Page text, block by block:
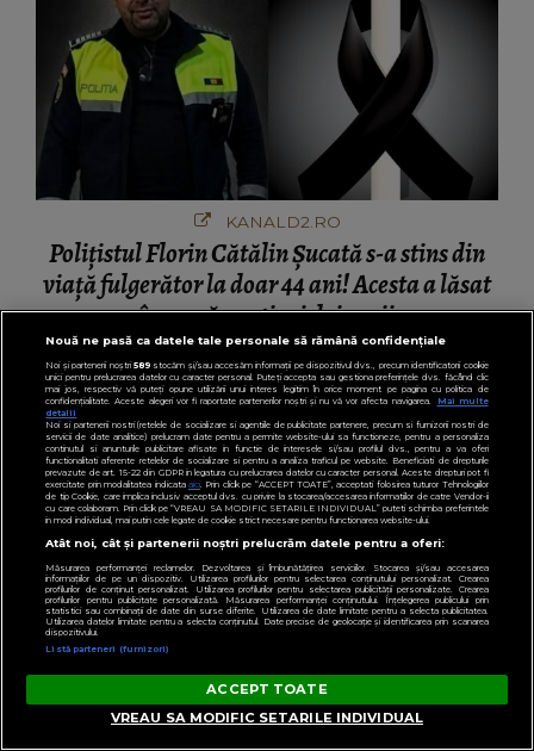
KANALD2.RO
Polițistul Florin Cătălin Șucată s-a stins din
viață fulgerător la doar 44 ani! Acesta a lăsat
în urmă o soție și doi copii
PENTRU TINE
Nouă ne pasă ca datele tale personale să rămână confidențiale
Noi și partenerii noștri589stocăm și/sau accesăm informații pe dispozitivul dvs., precum identificatorii cookie
unici pentru prelucrarea datelor cu caracter personal. Puteți accepta sau gestiona preferințele dvs. făcând clic
mai jos, respectiv vă puteți opune utilizării unui interes legitim în orice moment pe pagina cu politica de
confidențialitate. Aceste alegeri vor fi raportate partenerilor noștri și nu vă vor afecta navigarea.
Mai multe
detalii
Noi si partenerii nostri (retelele de socializare si agentiile de publicitate partenere, precum si furnizorii nostri de
servicii de date analitice) prelucram date pentru a permite website-ului sa functioneze, pentru a personaliza
continutul si anunturile publicitare afisate in functie de interesele si/sau profilul dvs., pentru a va oferi
functionalitati aferente retelelor de socializare si pentru a analiza traficul pe website. Beneficiati de drepturile
prevazute de art. 15-22 din GDPR in legatura cu prelucrarea datelor cu caracter personal. Aceste drepturi pot fi
exercitate prin modalitatea indicataaici. Prin click pe “ACCEPT TOATE”, acceptati folosirea tuturor Tehnologiilor
de tip Cookie, care implica inclusiv acceptul dvs. cu privire la stocarea/accesarea informatiilor de catre Vendor-ii
cu care colaboram. Prin click pe “VREAU SA MODIFIC SETARILE INDIVIDUAL” puteti schimba preferintele
in mod individual, mai putin cele legate de cookie strict necesare pentru functionarea website-ului.
Atât noi, cât și partenerii noștri prelucrăm datele pentru a oferi:
Măsurarea performanței reclamelor. Dezvoltarea și îmbunătățirea serviciilor. Stocarea și/sau accesarea
informațiilor de pe un dispozitiv. Utilizarea profilurilor pentru selectarea conținutului personalizat. Crearea
profilurilor de conținut personalizat. Utilizarea profilurilor pentru selectarea publicității personalizate. Crearea
profilurilor pentru publicitate personalizată. Măsurarea performanței conținutului. Înțelegerea publicului prin
statistici sau combinații de date din surse diferite. Utilizarea de date limitate pentru a selecta publicitatea.
Utilizarea datelor limitate pentru a selecta conținutul. Date precise de geolocație și identificarea prin scanarea
dispozitivului.
Listă parteneri (furnizori)
ACCEPT TOATE
VREAU SA MODIFIC SETARILE INDIVIDUAL